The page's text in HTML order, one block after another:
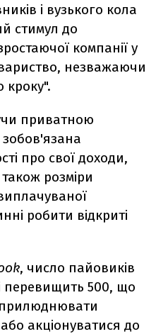
і вузького кола
стимул до
компанії у
незважаючи
кроку".
приватною
зобов'язана
про свої доходи,
розміри
робити відкриті
, число пайовиків
перевищить 500, що
акціонуватися до